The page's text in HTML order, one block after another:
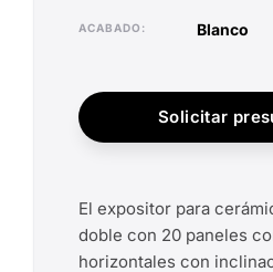
ACABADO blanco
Solicitar
El expositor para
doble con 20 paneles
horizontales con